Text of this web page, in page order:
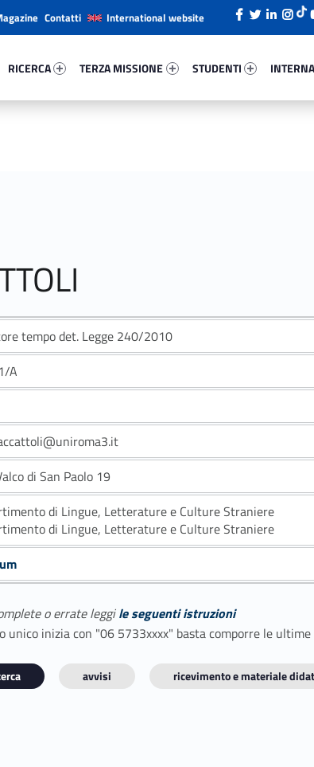
RICERCA
TERZA MISSIONE
STUDENTI
Contatti International website
tempo det. Legge 240/2010
A
di San Paolo 19
di Lingue, Letterature e Culture Straniere
di Lingue, Letterature e Culture Straniere
o errate leggile seguenti istruzioni
inizia con "06 5733xxxx" basta comporre le
avvisi ricevimento e materiale